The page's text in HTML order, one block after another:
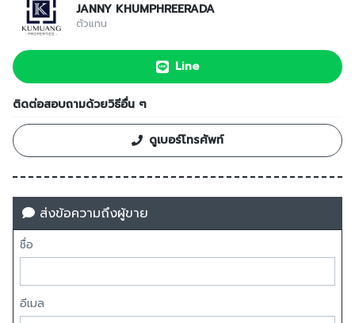
JANNY KHUMPHREERADA
ตัวแทน
Line
ติดต่อสอบถามด้วยวิธีอื่น ๆ
ดูเบอร์โทรศัพท์
ส่งข้อความถึงผู้ขาย
ชื่อ
อีเมล